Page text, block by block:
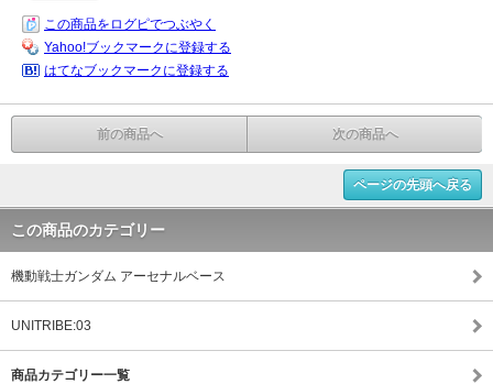
この商品をログピでつぶやく
Yahoo!ブックマークに登録する
はてなブックマークに登録する
前の商品へ 次の商品へ
ページの先頭へ戻る
この商品のカテゴリー
機動戦士ガンダム アーセナルベース
UNITRIBE:03
商品カテゴリー一覧